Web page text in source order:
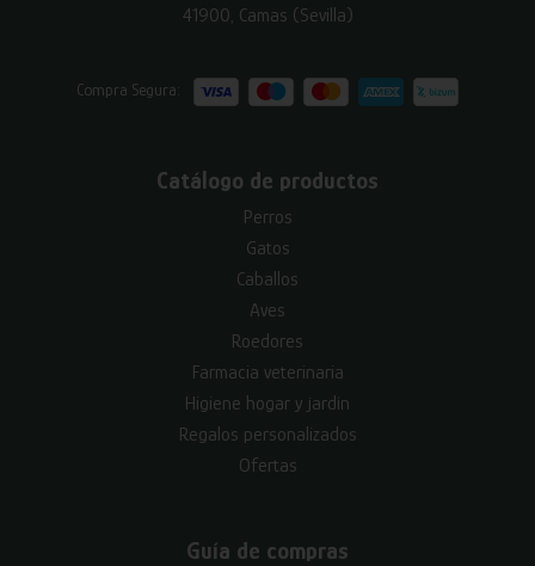
41900, Camas (Sevilla)
Compra Segura:
Catálogo de productos
Perros
Gatos
Caballos
Aves
Roedores
Farmacia veterinaria
Higiene hogar y jardín
Regalos personalizados
Ofertas
Guía de compras